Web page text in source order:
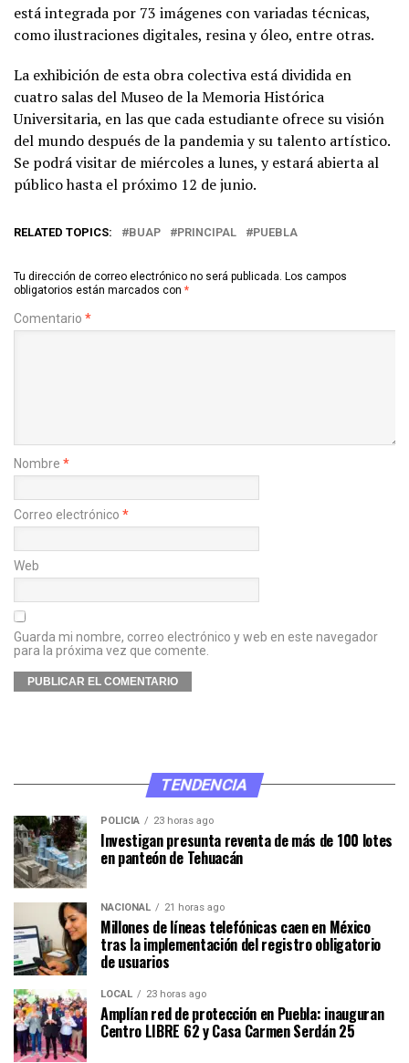
está integrada por 73 imágenes con variadas técnicas,
como ilustraciones digitales, resina y óleo, entre otras.
La exhibición de esta obra colectiva está dividida en
cuatro salas del Museo de la Memoria Histórica
Universitaria, en las que cada estudiante ofrece su visión
del mundo después de la pandemia y su talento artístico.
Se podrá visitar de miércoles a lunes, y estará abierta al
público hasta el próximo 12 de junio.
RELATED TOPICS: BUAP PRINCIPAL PUEBLA
Tu dirección de correo electrónico no será publicada. Los campos
obligatorios están marcados con *
Comentario *
Nombre *
Correo electrónico *
Web
Guarda mi nombre, correo electrónico y web en este navegador
para la próxima vez que comente.
TENDENCIA
POLICÍA 23 horas ago
Investigan presunta reventa de más de 100 lotes
en panteón de Tehuacán
NACIONAL 21 horas ago
Millones de líneas telefónicas caen en México
tras la implementación del registro obligatorio
de usuarios
LOCAL 23 horas ago
Amplían red de protección en Puebla: inauguran
Centro LIBRE 62 y Casa Carmen Serdán 25